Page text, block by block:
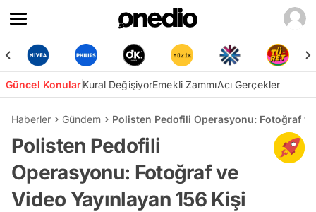
Güncel KonularKural DeğişiyorEmekli ZammıAcı Gerçekler
Haberler Gündem Polisten Pedofili Operasyonu: Fotoğraf ve
Polisten Pedofili
Operasyonu: Fotoğraf ve
Video Yayınlayan 156 Kişi